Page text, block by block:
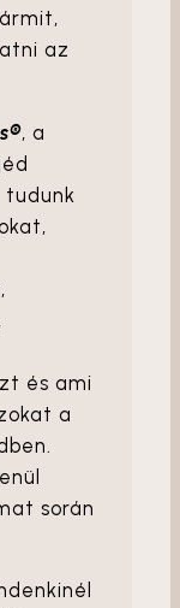
az
, a
és ami
a
során